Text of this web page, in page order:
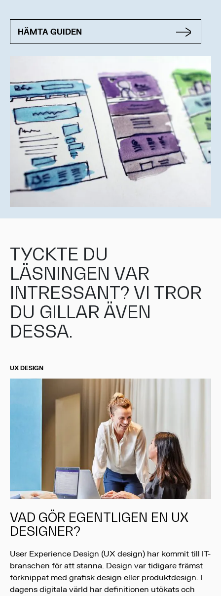
HÄMTA GUIDEN
TYCKTE DU
LÄSNINGEN VAR
INTRESSANT? VI TROR
DU GILLAR ÄVEN
DESSA.
UX DESIGN
VAD GÖR EGENTLIGEN EN UX
DESIGNER?
User Experience Design (UX design) har kommit till IT-
branschen för att stanna. Design var tidigare främst
förknippat med grafisk design eller produktdesign. I
dagens digitala värld har definitionen utökats och